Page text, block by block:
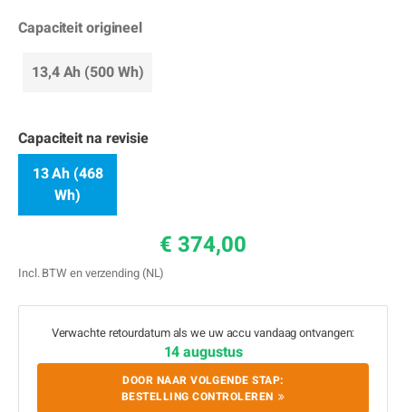
Capaciteit origineel
13,4 Ah (500 Wh)
Capaciteit na revisie
13 Ah (468
Wh)
€ 374,00
Incl. BTW en verzending (NL)
Verwachte retourdatum als we uw accu vandaag ontvangen:
14 augustus
DOOR NAAR VOLGENDE STAP:
BESTELLING CONTROLEREN